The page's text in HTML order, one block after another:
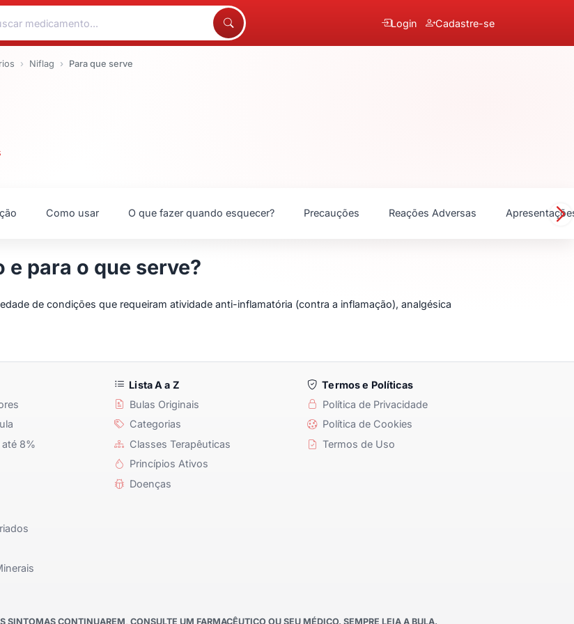
Login Cadastre-se
Niflag Para que serve
Como usar O que fazer quando esquecer? Precauções Reações Adversas
para o que serve?
de condições que requeiram atividade anti-inflamatória (contra a inflamação), analgésica
8%
Lista A a Z
Bulas Originais
Categorias
Classes Terapêuticas
Princípios Ativos
Doenças
Termos e Políticas
Política de Privacidade
Política de Cookies
Termos de Uso
SINTOMAS CONTINUAREM, CONSULTE UM FARMACÊUTICO OU SEU MÉDICO. SEMPRE LEIA A BULA.